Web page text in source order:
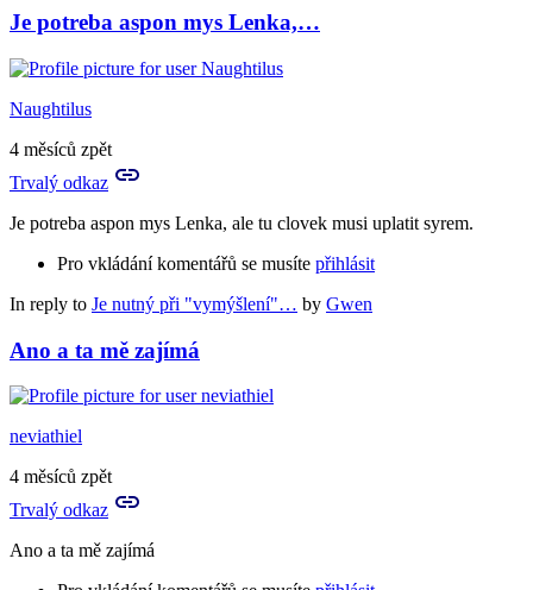
Je potreba aspon mys Lenka,…
Naughtilus
4 měsíců zpět
Trvalý odkaz
Je potreba aspon mys Lenka, ale tu clovek musi uplatit syrem.
Pro vkládání komentářů se musíte přihlásit
In reply to Je nutný při "vymýšlení"… by Gwen
Ano a ta mě zajímá
neviathiel
4 měsíců zpět
Trvalý odkaz
Ano a ta mě zajímá